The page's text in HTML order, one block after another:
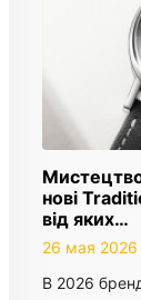
нові
від яких…
26 мая 2026
В 2026